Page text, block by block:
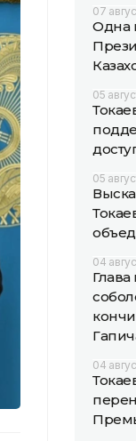
07
Одна
05
05
04
04